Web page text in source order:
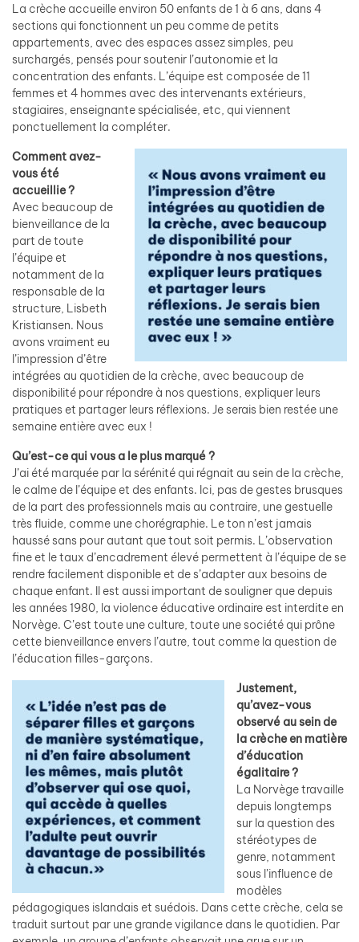
La crèche accueille environ 50 enfants de 1 à 6 ans, dans 4
sections qui fonctionnent un peu comme de petits
appartements, avec des espaces assez simples, peu
surchargés, pensés pour soutenir l’autonomie et la
concentration des enfants. L’équipe est composée de 11
femmes et 4 hommes avec des intervenants extérieurs,
stagiaires, enseignante spécialisée, etc, qui viennent
ponctuellement la compléter.
Comment avez-
vous été
accueillie ?
Avec beaucoup de
bienveillance de la
part de toute
l’équipe et
notamment de la
responsable de la
structure, Lisbeth
Kristiansen. Nous
avons vraiment eu
l’impression d’être
intégrées au quotidien de la crèche, avec beaucoup de
disponibilité pour répondre à nos questions, expliquer leurs
pratiques et partager leurs réflexions. Je serais bien restée une
semaine entière avec eux !
Qu’est-ce qui vous a le plus marqué ?
J’ai été marquée par la sérénité qui régnait au sein de la crèche,
le calme de l’équipe et des enfants. Ici, pas de gestes brusques
de la part des professionnels mais au contraire, une gestuelle
très fluide, comme une chorégraphie. Le ton n’est jamais
haussé sans pour autant que tout soit permis. L’observation
fine et le taux d’encadrement élevé permettent à l’équipe de se
rendre facilement disponible et de s’adapter aux besoins de
chaque enfant. Il est aussi important de souligner que depuis
les années 1980, la violence éducative ordinaire est interdite en
Norvège. C’est toute une culture, toute une société qui prône
cette bienveillance envers l’autre, tout comme la question de
l’éducation filles-garçons.
Justement,
qu’avez-vous
observé au sein de
la crèche en matière
d’éducation
égalitaire ?
La Norvège travaille
depuis longtemps
sur la question des
stéréotypes de
genre, notamment
sous l’influence de
modèles
pédagogiques islandais et suédois. Dans cette crèche, cela se
traduit surtout par une grande vigilance dans le quotidien. Par